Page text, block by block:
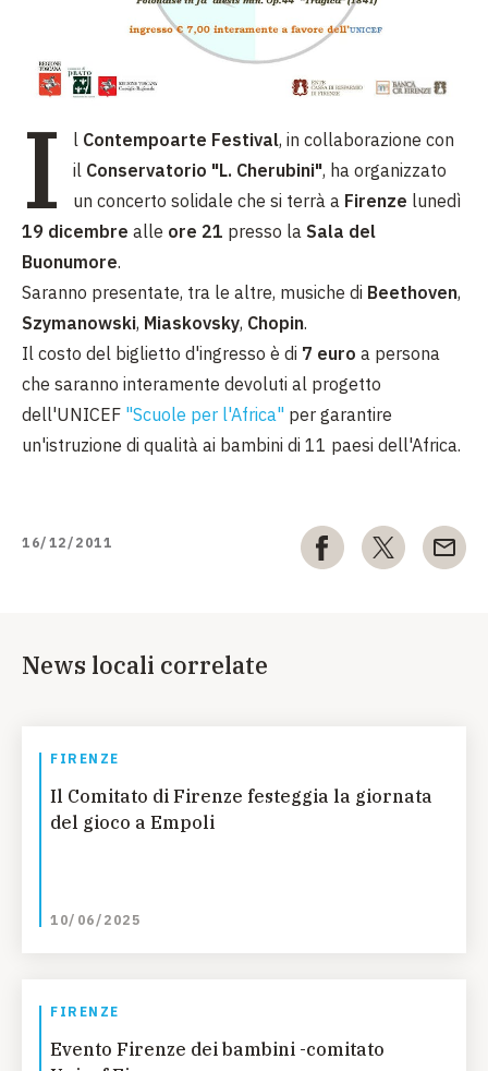
I l Contempoarte Festival, in collaborazione con
il Conservatorio "L. Cherubini", ha organizzato
un concerto solidale che si terrà a Firenze lunedì
19 dicembre alle ore 21 presso la Sala del
Buonumore.
Saranno presentate, tra le altre, musiche di Beethoven,
Szymanowski, Miaskovsky, Chopin.
Il costo del biglietto d'ingresso è di 7 euro a persona
che saranno interamente devoluti al progetto
dell'UNICEF "Scuole per l'Africa" per garantire
un'istruzione di qualità ai bambini di 11 paesi dell'Africa.
16/12/2011
News locali correlate
FIRENZE
Il Comitato di Firenze festeggia la giornata
del gioco a Empoli
10/06/2025
FIRENZE
Evento Firenze dei bambini -comitato